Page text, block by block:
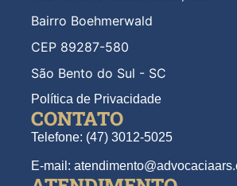
Bairro Boehmerwald
CEP 89287-580
São Bento do Sul - SC
Política de Privacidade
CONTATO
Telefone: (47) 3012-5025
E-mail: